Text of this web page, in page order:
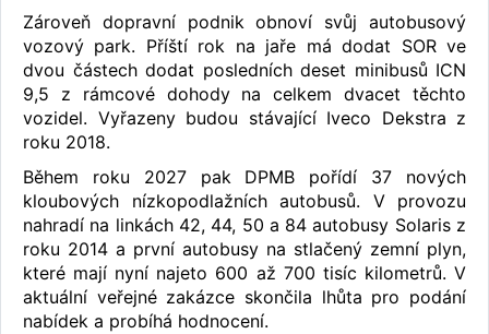
Zároveň dopravní podnik obnoví svůj autobusový
vozový park. Příští rok na jaře má dodat SOR ve
dvou částech dodat posledních deset minibusů ICN
9,5 z rámcové dohody na celkem dvacet těchto
vozidel. Vyřazeny budou stávající Iveco Dekstra z
roku 2018.
Během roku 2027 pak DPMB pořídí 37 nových
kloubových nízkopodlažních autobusů. V provozu
nahradí na linkách 42, 44, 50 a 84 autobusy Solaris z
roku 2014 a první autobusy na stlačený zemní plyn,
které mají nyní najeto 600 až 700 tisíc kilometrů. V
aktuální veřejné zakázce skončila lhůta pro podání
nabídek a probíhá hodnocení.